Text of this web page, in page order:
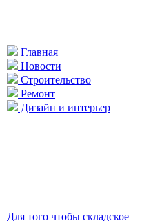
Главная
Новости
Строительство
Ремонт
Дизайн и интерьер
Для того чтобы складское